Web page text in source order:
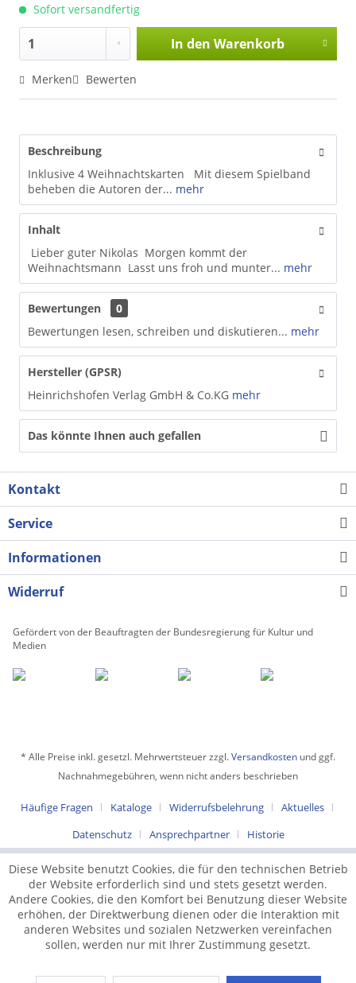
Sofort versandfertig
In den Warenkorb
Merken Bewerten
Beschreibung
Inklusive 4 Weihnachtskarten Mit diesem Spielband
beheben die Autoren der... mehr
Inhalt
Lieber guter Nikolas Morgen kommt der
Weihnachtsmann Lasst uns froh und munter... mehr
Bewertungen
0
Bewertungen lesen, schreiben und diskutieren... mehr
Hersteller (GPSR)
Heinrichshofen Verlag GmbH & Co.KG mehr
Das könnte Ihnen auch gefallen
Kontakt
Service
Informationen
Widerruf
Gefördert von der Beauftragten der Bundesregierung für Kultur und
Medien
* Alle Preise inkl. gesetzl. Mehrwertsteuer zzgl.Versandkosten und ggf.
Nachnahmegebühren, wenn nicht anders beschrieben
Häufige Fragen Kataloge Widerrufsbelehrung
Aktuelles
Datenschutz
Ansprechpartner Historie
Diese Website benutzt Cookies, die für den technischen Betrieb
der Website erforderlich sind und stets gesetzt werden.
Andere Cookies, die den Komfort bei Benutzung dieser Website
erhöhen, der Direktwerbung dienen oder die Interaktion mit
anderen Websites und sozialen Netzwerken vereinfachen
sollen, werden nur mit Ihrer Zustimmung gesetzt.